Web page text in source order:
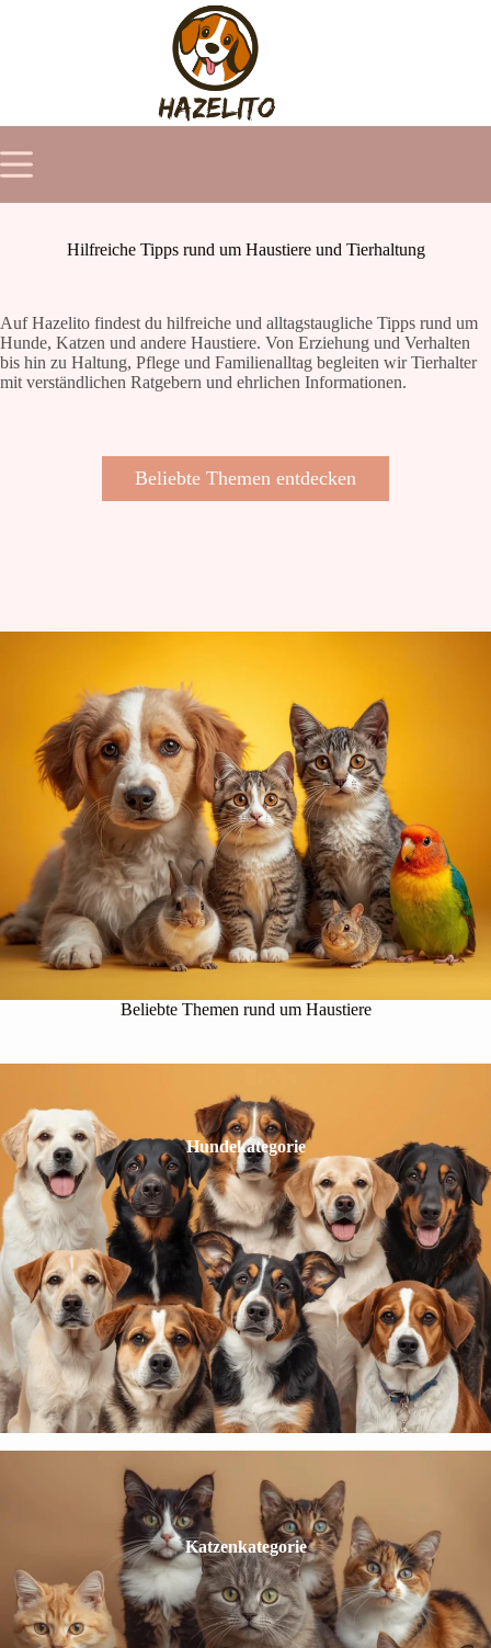
Hilfreiche Tipps rund um Haustiere und Tierhaltung
Auf Hazelito findest du hilfreiche und alltagstaugliche Tipps rund um
Hunde, Katzen und andere Haustiere. Von Erziehung und Verhalten
bis hin zu Haltung, Pflege und Familienalltag begleiten wir Tierhalter
mit verständlichen Ratgebern und ehrlichen Informationen.
Beliebte Themen entdecken
Beliebte Themen rund um Haustiere
Hundekategorie
Katzenkategorie